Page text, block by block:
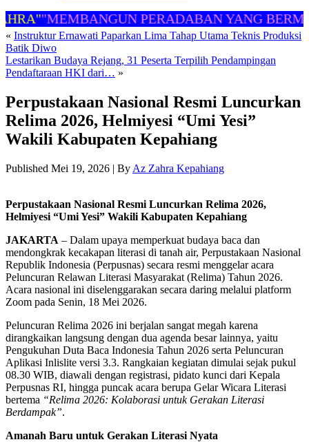
"MEMBANGUN PERADABAN YANG
« Instruktur Ernawati Paparkan Lima Tahap Utama Teknis Produksi
Batik Diwo
Lestarikan Budaya Rejang, 31 Peserta Terpilih Pendampingan
Pendaftaraan HKI dari… »
Perpustakaan Nasional Resmi Luncurkan
Relima 2026, Helmiyesi “Umi Yesi”
Wakili Kabupaten Kepahiang
Published Mei 19, 2026 | By Az Zahra Kepahiang
Perpustakaan Nasional Resmi Luncurkan Relima 2026,
Helmiyesi “Umi Yesi” Wakili Kabupaten Kepahiang
JAKARTA – Dalam upaya memperkuat budaya baca dan
mendongkrak kecakapan literasi di tanah air, Perpustakaan Nasional
Republik Indonesia (Perpusnas) secara resmi menggelar acara
Peluncuran Relawan Literasi Masyarakat (Relima) Tahun 2026.
Acara nasional ini diselenggarakan secara daring melalui platform
Zoom pada Senin, 18 Mei 2026.
Peluncuran Relima 2026 ini berjalan sangat megah karena
dirangkaikan langsung dengan dua agenda besar lainnya, yaitu
Pengukuhan Duta Baca Indonesia Tahun 2026 serta Peluncuran
Aplikasi Inlislite versi 3.3. Rangkaian kegiatan dimulai sejak pukul
08.30 WIB, diawali dengan registrasi, pidato kunci dari Kepala
Perpusnas RI, hingga puncak acara berupa Gelar Wicara Literasi
bertema “Relima 2026: Kolaborasi untuk Gerakan Literasi
Berdampak”.
Amanah Baru untuk Gerakan Literasi Nyata